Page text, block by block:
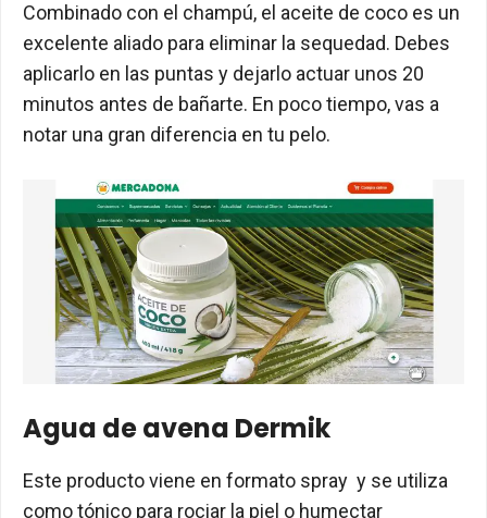
Combinado con el champú, el aceite de coco es un
excelente aliado para eliminar la sequedad. Debes
aplicarlo en las puntas y dejarlo actuar unos 20
minutos antes de bañarte. En poco tiempo, vas a
notar una gran diferencia en tu pelo.
Agua de avena Dermik
Este producto viene en formato spray y se utiliza
como tónico para rociar la piel o humectar